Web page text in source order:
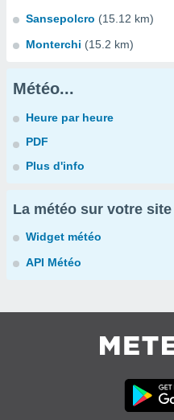
Sansepolcro (15.12 km)
Monterchi (15.2 km)
Météo...
Heure par heure
PDF
Plus d'info
La météo sur votre site
Widget météo
API Météo